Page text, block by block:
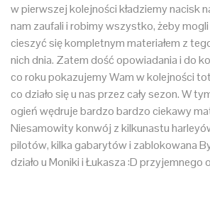
w pierwszej kolejności kładziemy nacisk
nam zaufali i robimy wszystko, żeby
cieszyć się kompletnym materiałem z
nich dnia. Zatem dość opowiadania i do
co roku pokazujemy Wam w kolejności
co działo się u nas przez cały sezon. W
ogień wędruje bardzo bardzo ciekawy
Niesamowity konwój z kilkunastu
pilotów, kilka gabarytów i zablokowana
działo u Moniki i Łukasza :D przyjemnego